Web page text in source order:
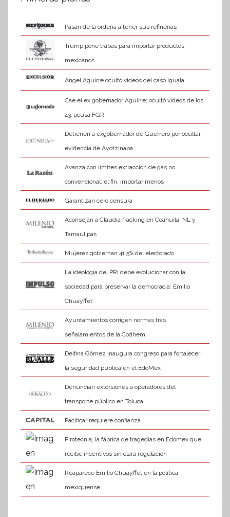
Pasan de la ordeña a tener sus refinerías
Trump pone trabas para importar productos
mexicanos
Ángel Aguirre ocultó videos del caso Iguala
Cae el ex gobernador Aguirre; ocultó videos de los
43, acusa FGR
Detienen a exgobernador de Guerrero por ocultar
evidencia de Ayotzinapa
Avanza con límites extracción de gas no
convencional; el fin, importar menos
Garantizan cero censura
Aconsejan a Claudia fracking en Coahuila, NL y
Tamaulipas
Mujeres gobiernan 41.5% del electorado
La ideología del PRI debe evolucionar con la
sociedad para preservar la democracia: Emilio
Chuayffet
Ayuntamientos corrigen normas tras
señalamientos de la Codhem
Delfina Gómez inaugura congreso para fortalecer
la seguridad pública en el EdoMéx
Denuncian extorsiones a operadores del
transporte público en Toluca
Pacificar requiere confianza
Pirotecnia, la fábrica de tragedias en Edomex que
recibe incentivos sin clara regulación
Reaparece Emilio Chuayffet en la política
mexiquense